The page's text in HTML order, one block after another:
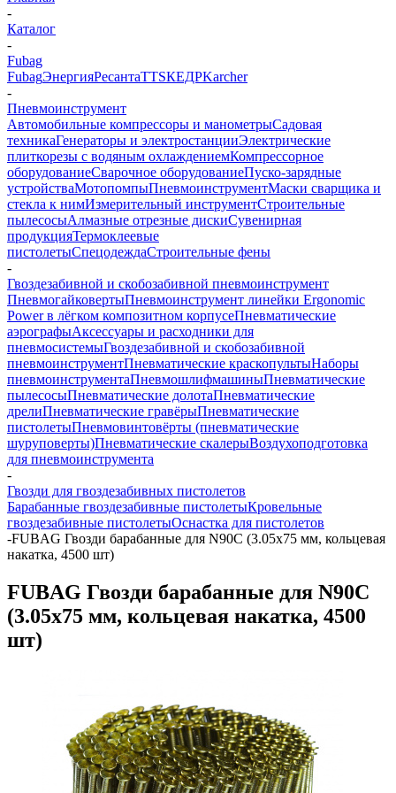
-
Каталог
-
Fubag
FubagЭнергияРесантаTTSКЕДРKarcher
-
Пневмоинструмент
Автомобильные компрессоры и манометрыСадовая
техникаГенераторы и электростанцииЭлектрические
плиткорезы с водяным охлаждениемКомпрессорное
оборудованиеСварочное оборудованиеПуско-зарядные
устройстваМотопомпыПневмоинструментМаски сварщика и
стекла к нимИзмерительный инструментСтроительные
пылесосыАлмазные отрезные дискиСувенирная
продукцияТермоклеевые
пистолетыСпецодеждаСтроительные фены
-
Гвоздезабивной и скобозабивной пневмоинструмент
ПневмогайковертыПневмоинструмент линейки Ergonomic
Power в лёгком композитном корпусеПневматические
аэрографыАксессуары и расходники для
пневмосистемыГвоздезабивной и скобозабивной
пневмоинструментПневматические краскопультыНаборы
пневмоинструментаПневмошлифмашиныПневматические
пылесосыПневматические долотаПневматические
дрелиПневматические гравёрыПневматические
пистолетыПневмовинтовёрты (пневматические
шуруповерты)Пневматические скалерыВоздухоподготовка
для пневмоинструмента
-
Гвозди для гвоздезабивных пистолетов
Барабанные гвоздезабивные пистолетыКровельные
гвоздезабивные пистолетыОснастка для пистолетов
-FUBAG Гвозди барабанные для N90C (3.05x75 мм, кольцевая
накатка, 4500 шт)
FUBAG Гвозди барабанные для N90C
(3.05x75 мм, кольцевая накатка, 4500
шт)